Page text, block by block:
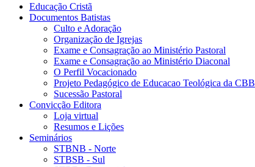
Educação Cristã
Documentos Batistas
Culto e Adoração
Organização de Igrejas
Exame e Consagração ao Ministério Pastoral
Exame e Consagração ao Ministério Diaconal
O Perfil Vocacionado
Projeto Pedagógico de Educacao Teológica da CBB
Sucessão Pastoral
Convicção Editora
Loja virtual
Resumos e Lições
Seminários
STBNB - Norte
STBSB - Sul